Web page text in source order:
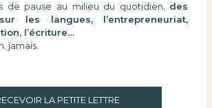
de pause au milieu du quotidien, des
les langues, l’entrepreneuriat,
l’écriture…
jamais.
LA PETITE LETTRE